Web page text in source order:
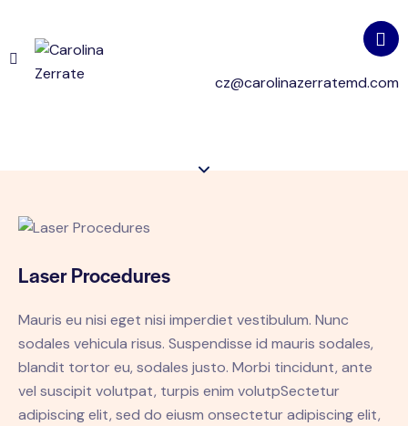
cz@carolinazerratemd.com
Laser Procedures
Mauris eu nisi eget nisi imperdiet vestibulum. Nunc
sodales vehicula risus. Suspendisse id mauris sodales,
blandit tortor eu, sodales justo. Morbi tincidunt, ante
vel suscipit volutpat, turpis enim volutpSectetur
adipiscing elit, sed do eiusm onsectetur adipiscing elit,